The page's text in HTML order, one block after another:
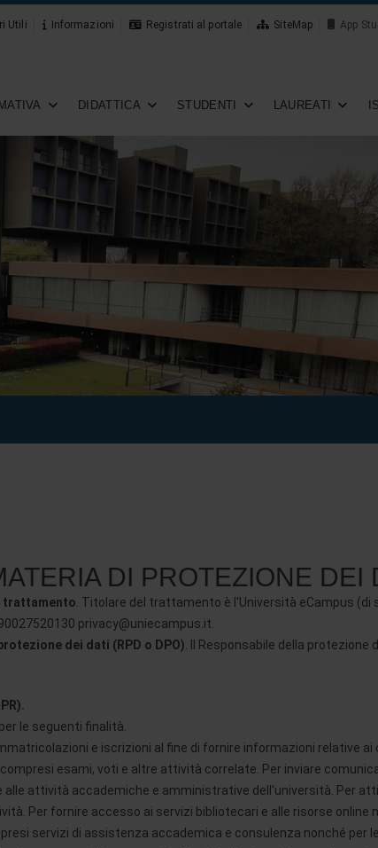
Utili Informazioni Registrati al portale SiteMap Novità
DIDATTICA STUDENTI LAUREATI
DI PROTEZIONE DEI
trattamento . Titolare del trattamento è l'Università eCampus
privacy@uniecampus.it.
dei dati (RPD o DPO) . Il Responsabile della
le seguenti finalità.
e iscrizioni al fine di fornire informazioni relative
esami, voti e altre attività correlate. Per inviare
attività accademiche e amministrative dell'università. Per
Per fornire accesso ai servizi bibliotecari e alle risorse online
servizi di assistenza accademica e consulenza nonché per